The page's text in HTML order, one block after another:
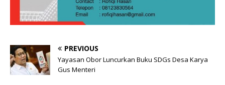
PREVIOUS
Yayasan Obor Luncurkan Buku SDGs Desa Karya
Gus Menteri